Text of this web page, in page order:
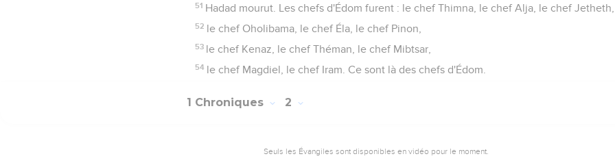
51 Hadad mourut. Les chefs d'Édom furent : le chef Thimna, le chef Alja, le chef Jetheth,
52 le chef Oholibama, le chef Éla, le chef Pinon,
53 le chef Kenaz, le chef Théman, le chef Mibtsar,
54 le chef Magdiel, le chef Iram. Ce sont là des chefs d'Édom.
1 Chroniques 2
Seuls les Évangiles sont disponibles en vidéo pour le moment.